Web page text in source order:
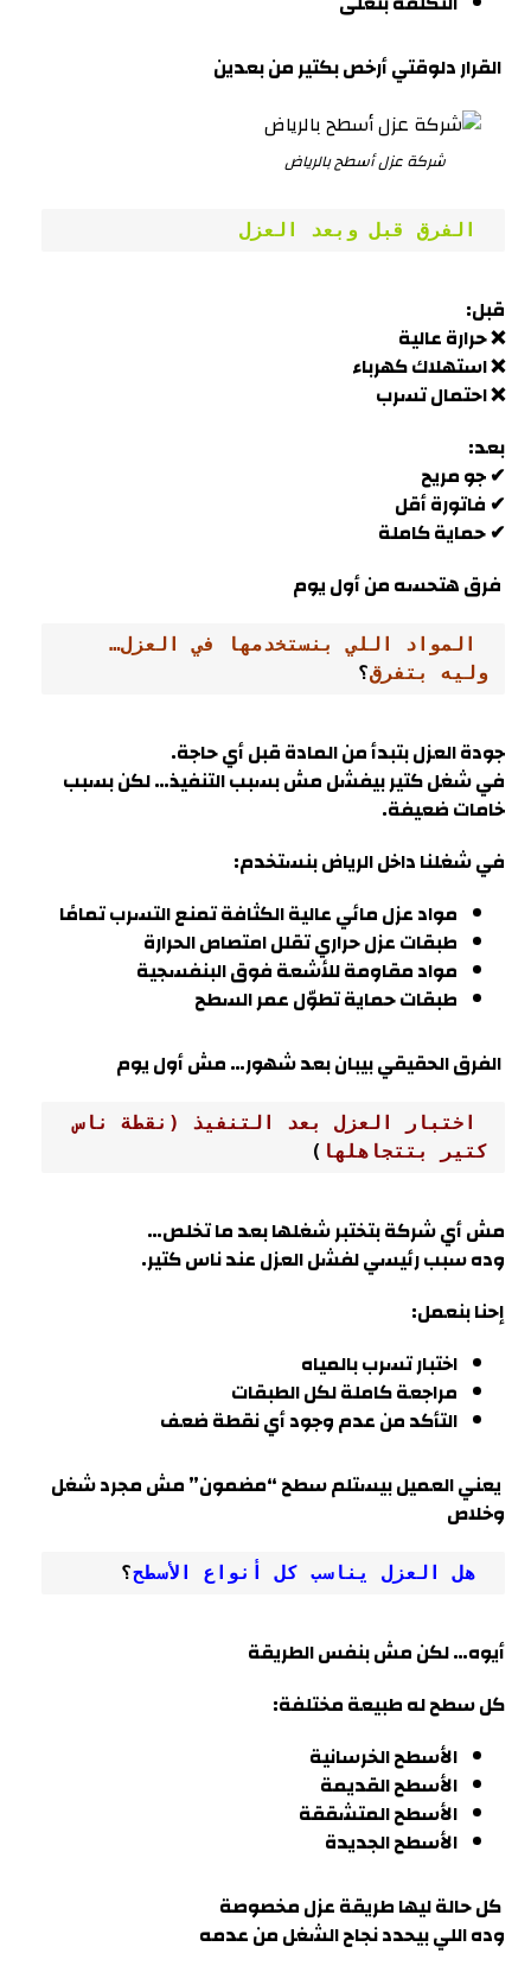
القرار دلوقتي أرخص بكتير من بعدين
شركة عزل أسطح بالرياض
الفرق قبل وبعد العزل
قبل:
❌ حرارة عالية
❌ استهلاك كهرباء
❌ احتمال تسرب
بعد:
✔ جو مريح
✔ فاتورة أقل
✔ حماية كاملة
فرق هتحسه من أول يوم
وليه بتفرق؟
جودة العزل بتبدأ من المادة قبل أي حاجة.
في شغل كتير بيفشل مش بسبب التنفيذ… لكن بسبب
خامات ضعيفة.
في شغلنا داخلالرياضبنستخدم:
مواد عزل مائي عالية الكثافة تمنع التسرب تمامًا
طبقات عزل حراري تقلل امتصاص الحرارة
مواد مقاومة للأشعة فوق البنفسجية
طبقات حماية تطوّل عمر السطح
الفرق الحقيقي بيبان بعد شهور… مش أول يوم
اختبار العزل بعد التنفيذ (نقطة ناس
كتير بتتجاهلها )
مش أي شركة بتختبر شغلها بعد ما تخلص…
وده سبب رئيسي لفشل العزل عند ناس كتير.
إحنا بنعمل:
اختبار تسرب بالمياه
مراجعة كاملة لكل الطبقات
التأكد من عدم وجود أي نقطة ضعف
يعني العميل بيستلم سطح “مضمون” مش مجرد شغل
وخلاص
هل العزل يناسب كل أنواع الأسطح؟
أيوه… لكن مش بنفس الطريقة
كل سطح له طبيعة مختلفة:
الأسطح الخرسانية
الأسطح القديمة
الأسطح المتشققة
الأسطح الجديدة
كل حالة ليها طريقة عزل مخصوصة
وده اللي بيحدد نجاح الشغل من عدمه